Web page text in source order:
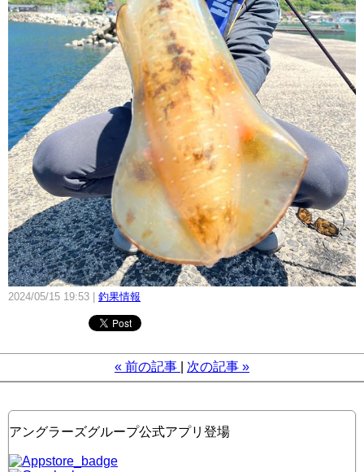
2024/05/15 19:53 釣果情報
« 前の記事 次の記事 »
アングラーズグループ公式アプリ登場